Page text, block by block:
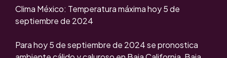
Clima México: Temperatura máxima hoy 5 de
septiembre de 2024
Para hoy 5 de septiembre de 2024 se pronostica